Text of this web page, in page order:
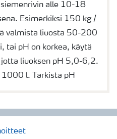
alle 10-18
Esimerkiksi 150 kg /
valmista liuosta 50-200
tai pH on korkea, käytä
liuoksen pH 5,0-6,2.
l. Tarkista pH